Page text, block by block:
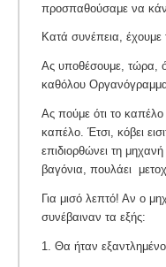
προσπαθούσαμε να
Κατά συνέπεια,
Ας υποθέσουμε, τώρα,
καθόλου
Ας πούμε ότι το καπέλο
καπέλο. Έτσι, κόβει
επιδιορθώνει τη
βαγόνια, πουλάει
Για μισό λεπτό! Αν ο
συνέβαιναν τα εξής:
1. Θα ήταν